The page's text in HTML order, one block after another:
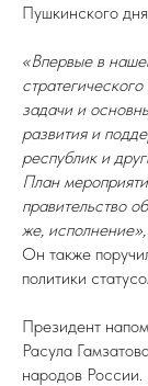
Пушкинского
«Впервые в
задачи и
развития и
республик и
План
правительство
же, исполнение»,
Он также
политики
Президент
Расула
народов России.